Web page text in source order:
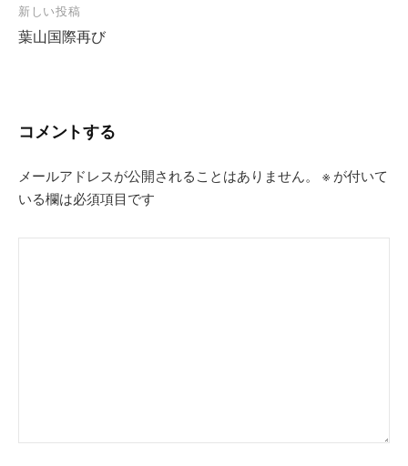
ビ
ゲ
ョ
新しい投稿
葉山国際再び
コメントする
メールアドレスが公開されることはありません。 ※ が付いて
いる欄は必須項目です